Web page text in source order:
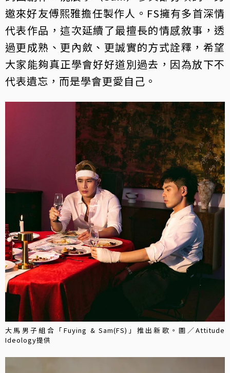
邀來好友傅熙雅擔任製作人。FS擁有多首深情
代表作品，這次延續了最擅長的情感敘事，透
過更成熟、更內斂、更誠實的方式詮釋，希望
大家能夠真正學會好好道別過去，因為放下不
代表遺忘，而是學會更愛自己。
大馬男子組合「Fuying & Sam(FS)」推出新歌。圖／Attitude
Ideology提供